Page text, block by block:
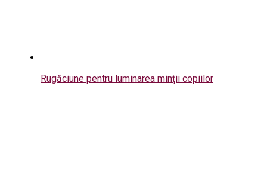
Rugăciune pentru luminarea minții copiilor